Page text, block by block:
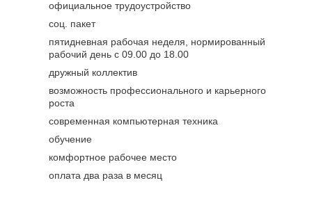
официальное трудоустройство
соц. пакет
пятидневная рабочая неделя, нормированный
рабочий день с 09.00 до 18.00
дружный коллектив
возможность профессионального и карьерного
роста
современная компьютерная техника
обучение
комфортное рабочее место
оплата два раза в месяц